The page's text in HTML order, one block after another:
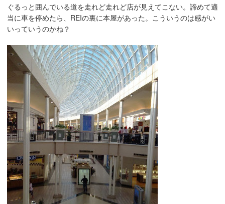
ぐるっと囲んでいる道を走れど走れど店が見えてこない。諦めて適
当に車を停めたら、REIの裏に本屋があった。こういうのは感がい
いっていうのかね？